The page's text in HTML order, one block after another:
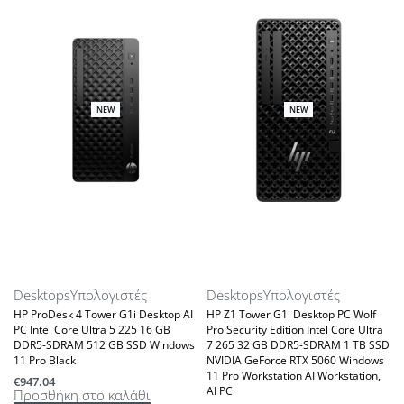
NEW
DesktopsΥπολογιστές
HP ProDesk 4 Tower G1i Desktop AI
PC Intel Core Ultra 5 225 16 GB
DDR5-SDRAM 512 GB SSD Windows
11 Pro Black
€947.04
Προσθήκη στο καλάθι
NEW
DesktopsΥπολογιστές
HP Z1 Tower G1i Desktop PC Wolf
Pro Security Edition Intel Core Ultra
7 265 32 GB DDR5-SDRAM 1 TB SSD
NVIDIA GeForce RTX 5060 Windows
11 Pro Workstation AI Workstation,
AI PC